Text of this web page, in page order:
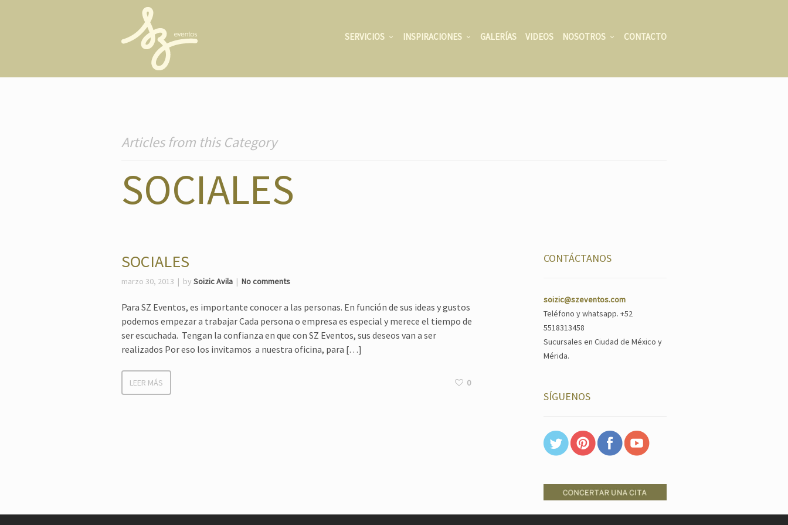
SERVICIOS INSPIRACIONES GALERÍAS VIDEOS NOSOTROS CONTACTO
Articles from this Category
SOCIALES
SOCIALES
marzo 30, 2013 by Soizic Avila No comments
Para SZ Eventos, es importante conocer a las personas. En función de sus ideas y gustos
podemos empezar a trabajar Cada persona o empresa es especial y merece el tiempo de
ser escuchada. Tengan la confianza en que con SZ Eventos, sus deseos van a ser
realizados Por eso los invitamos a nuestra oficina, para […]
LEER MÁS 0
CONTÁCTANOS
soizic@szeventos.com
Teléfono y whatsapp. +52
5518313458
Sucursales en Ciudad de México y
Mérida.
SÍGUENOS